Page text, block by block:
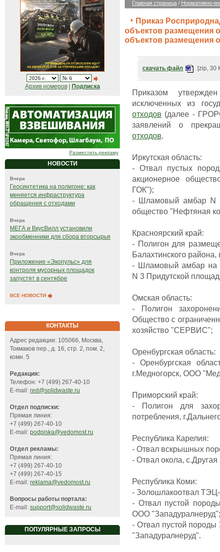
Архив номеров| Подписка
Разместить рекламу
НОВОСТИ
Вчера
Геосинтетика на полигоне: как
меняется инфраструктура
обращения с отходами
Вчера
МЕГА и ВкусВилл установили
экообменники для сбора вторсырья
Вчера
Приложение «Экопульс» для
контроля мусорных площадок
запустят в сентябре
ВСЕ НОВОСТИ
КОНТАКТЫ
Адрес редакции: 105066, Москва,
Токмаков пер., д. 16, стр. 2, пом. 2,
комн. 5
Редакция:
Телефон: +7 (499) 267-40-10
E-mail: red@solidwaste.ru
Отдел подписки:
Прямая линия:
+7 (499) 267-40-10
E-mail: podpiska@vedomost.ru
Отдел рекламы:
Прямая линия:
+7 (499) 267-40-10
+7 (499) 267-40-15
E-mail: reklama@vedomost.ru
Вопросы работы портала:
E-mail: support@solidwaste.ru
ПОПУЛЯРНЫЕ ЗАПРОСЫ
Главная страница / Нормативно-
Приказ
объектов размещения
объектов размещения
скачать файл [zip, 30
Приказом
исключенных из
отходов (далее -
заявлений о
отходов.
Иркутская область:
- Отвал пустых
акционерное
ГОК");
- Шламовый амбар N
общество "Нефтяная
Красноярский край:
- Полигон для
Балахтинского
- Шламовый амбар на
N 3 Придутской
Омская область:
- Полигон
Общество с
хозяйство "СЕРВИС";
Оренбургская область:
- Оренбургская
г.Медногорск, ООО
Приморский край:
- Полигон для
потребления,
Республика Карелия:
- Отвал вскрышных
- Отвал окола,
Республика Коми:
- Золошлакоотвал
- Отвал пустой
ООО "Западуралнеруд";
- Отвал пустой породы
"Западуралнеруд".